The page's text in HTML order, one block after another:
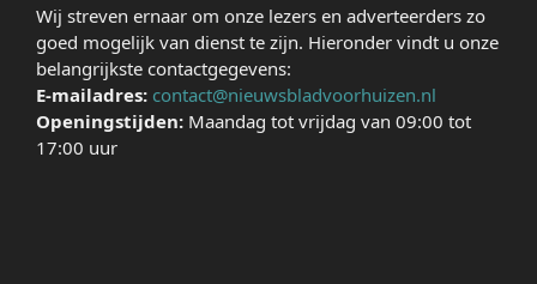
Wij streven ernaar om onze lezers en adverteerders zo
goed mogelijk van dienst te zijn. Hieronder vindt u onze
belangrijkste contactgegevens:
E-mailadres: contact@nieuwsbladvoorhuizen.nl
Openingstijden: Maandag tot vrijdag van 09:00 tot
17:00 uur